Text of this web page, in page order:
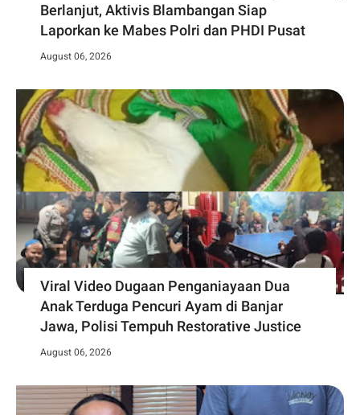
Berlanjut, Aktivis Blambangan Siap
Laporkan ke Mabes Polri dan PHDI Pusat
August 06, 2026
Viral Video Dugaan Penganiayaan Dua
Anak Terduga Pencuri Ayam di Banjar
Jawa, Polisi Tempuh Restorative Justice
August 06, 2026